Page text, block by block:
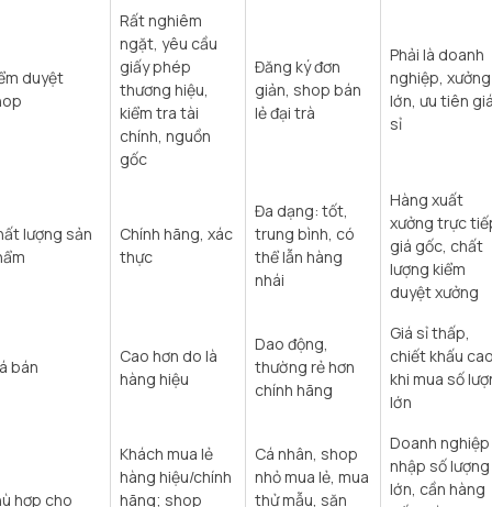
duyệt
Rất nghiêm
ngặt, yêu cầu
giấy phép
thương hiệu,
kiểm tra tài
chính, nguồn
gốc​
Đăng ký đơn
giản, shop bán
lẻ đại trà​
Phải là doanh
nghiệp, xưởng
lớn, ưu tiên
sỉ​
lượng sản
Chính hãng, xác
thực
Đa dạng: tốt,
trung bình, có
thể lẫn hàng
nhái​
Hàng xuất
xưởng trực
giá gốc, chất
lượng kiểm
duyệt xưởng​
bán
Cao hơn do là
hàng hiệu
Dao động,
thường rẻ hơn
chính hãng
Giá sỉ thấp,
chiết khấu
khi mua số
lớn​
hợp cho
Khách mua lẻ
hàng hiệu/chính
hãng; shop
Cá nhân, shop
nhỏ mua lẻ, mua
thử mẫu, săn
Doanh nghiệp
nhập số lượng
lớn, cần hàng